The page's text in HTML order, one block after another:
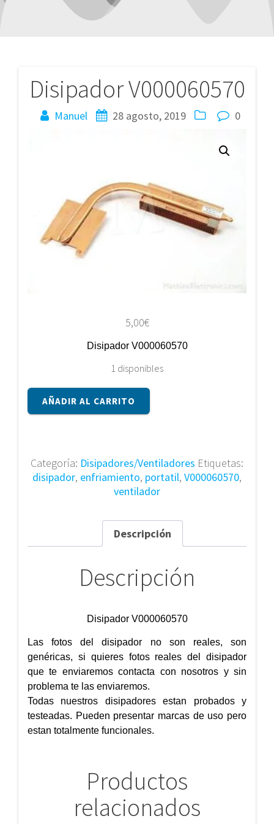
Disipador V000060570
Manuel 28 agosto, 2019 0
5,00€
Disipador V000060570
1 disponibles
Disipador
V000060570
AÑADIR AL CARRITO
Categoría: Disipadores/Ventiladores Etiquetas:
disipador, enfriamiento, portatil, V000060570,
ventilador
Descripción
Descripción
Disipador V000060570
Las fotos del disipador no son reales, son
genéricas, si quieres fotos reales del disipador
que te enviaremos contacta con nosotros y sin
problema te las enviaremos.
Todas nuestros disipadores estan probados y
testeadas. Pueden presentar marcas de uso pero
estan totalmente funcionales.
Productos
relacionados
Navegación
de